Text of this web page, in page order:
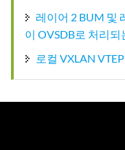
레이어 2 BUM 및
이 OVSDB로 처리되
로컬 VXLAN